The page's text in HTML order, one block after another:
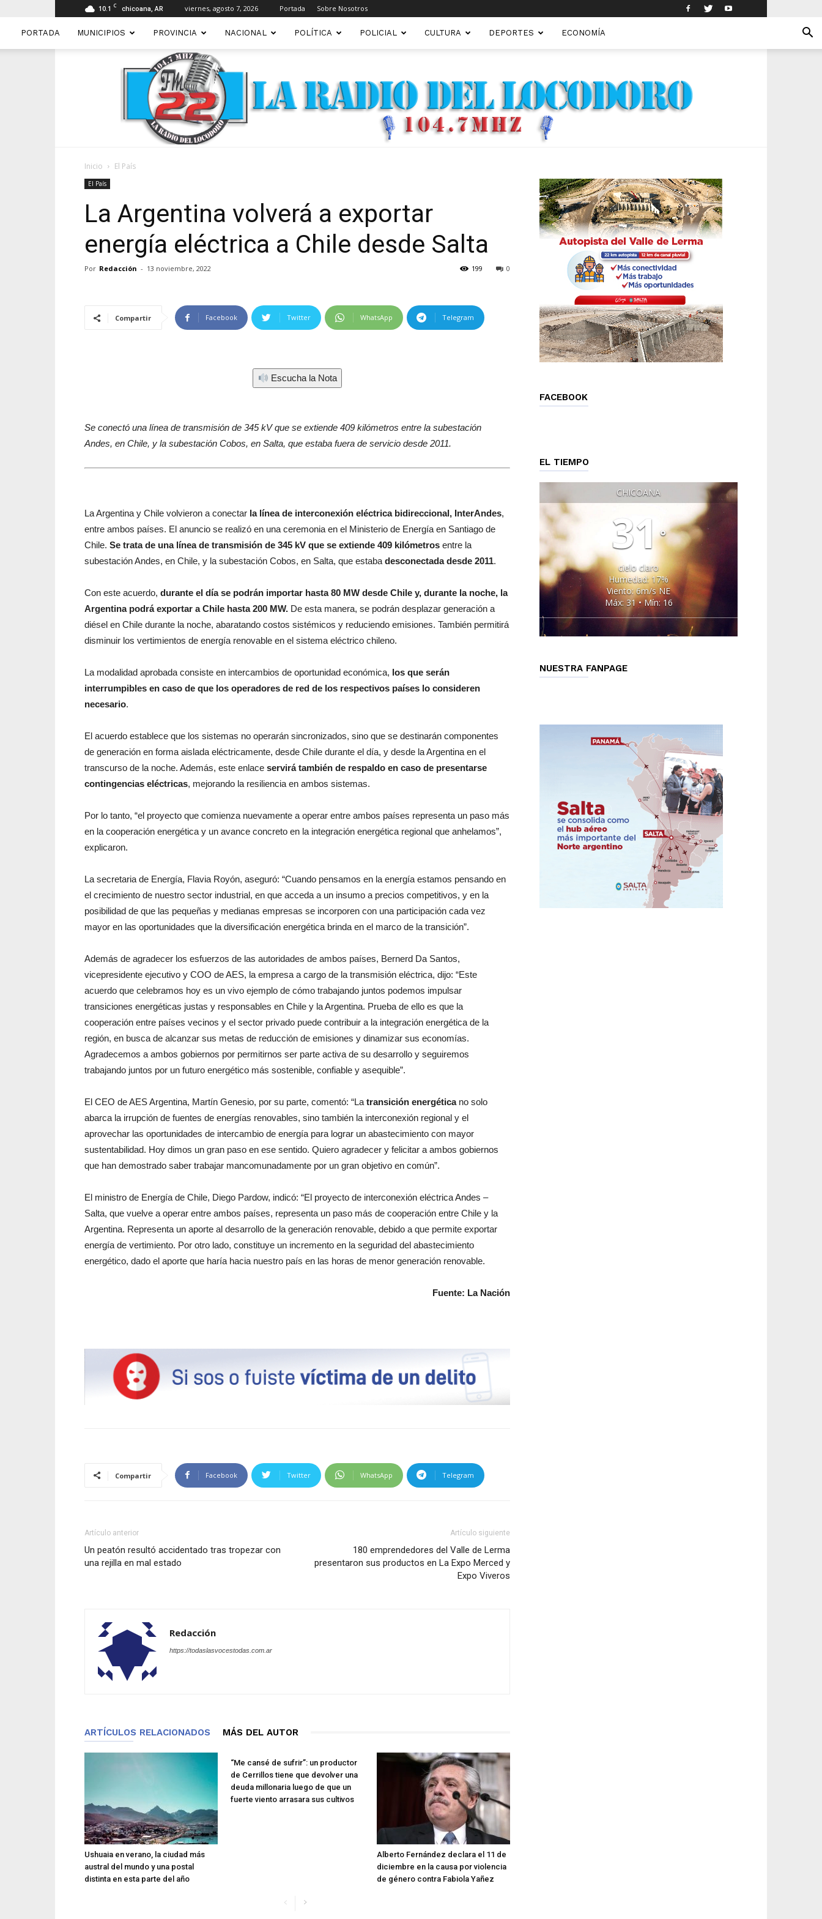
10.1 C chicoana, AR viernes, agosto 7, 2026 Portada Sobre Nosotros
PORTADA MUNICIPIOS PROVINCIA NACIONAL POLÍTICA POLICIAL CULTURA DEPORTES ECONOMÍA
Inicio El País
El País
La Argentina volverá a exportar
energía eléctrica a Chile desde Salta
Por Redacción - 13 noviembre, 2022 0
199
Compartir Facebook Twitter WhatsApp Telegram
Escucha la Nota
Se conectó una línea de transmisión de 345 kV que se extiende 409 kilómetros entre la subestación
Andes, en Chile, y la subestación Cobos, en Salta, que estaba fuera de servicio desde 2011.
La Argentina y Chile volvieron a conectar la línea de interconexión eléctrica bidireccional, InterAndes,
entre ambos países. El anuncio se realizó en una ceremonia en el Ministerio de Energía en Santiago de
Chile. Se trata de una línea de transmisión de 345 kV que se extiende 409 kilómetros entre la
subestación Andes, en Chile, y la subestación Cobos, en Salta, que estaba desconectada desde 2011.
Con este acuerdo, durante el día se podrán importar hasta 80 MW desde Chile y, durante la noche, la
Argentina podrá exportar a Chile hasta 200 MW. De esta manera, se podrán desplazar generación a
diésel en Chile durante la noche, abaratando costos sistémicos y reduciendo emisiones. También permitirá
disminuir los vertimientos de energía renovable en el sistema eléctrico chileno.
La modalidad aprobada consiste en intercambios de oportunidad económica, los que serán
interrumpibles en caso de que los operadores de red de los respectivos países lo consideren
necesario.
El acuerdo establece que los sistemas no operarán sincronizados, sino que se destinarán componentes
de generación en forma aislada eléctricamente, desde Chile durante el día, y desde la Argentina en el
transcurso de la noche. Además, este enlace servirá también de respaldo en caso de presentarse
contingencias eléctricas, mejorando la resiliencia en ambos sistemas.
Por lo tanto, “el proyecto que comienza nuevamente a operar entre ambos países representa un paso más
en la cooperación energética y un avance concreto en la integración energética regional que anhelamos”,
explicaron.
La secretaria de Energía, Flavia Royón, aseguró: “Cuando pensamos en la energía estamos pensando en
el crecimiento de nuestro sector industrial, en que acceda a un insumo a precios competitivos, y en la
posibilidad de que las pequeñas y medianas empresas se incorporen con una participación cada vez
mayor en las oportunidades que la diversificación energética brinda en el marco de la transición”.
Además de agradecer los esfuerzos de las autoridades de ambos países, Bernerd Da Santos,
vicepresidente ejecutivo y COO de AES, la empresa a cargo de la transmisión eléctrica, dijo: “Este
acuerdo que celebramos hoy es un vivo ejemplo de cómo trabajando juntos podemos impulsar
transiciones energéticas justas y responsables en Chile y la Argentina. Prueba de ello es que la
cooperación entre países vecinos y el sector privado puede contribuir a la integración energética de la
región, en busca de alcanzar sus metas de reducción de emisiones y dinamizar sus economías.
Agradecemos a ambos gobiernos por permitirnos ser parte activa de su desarrollo y seguiremos
trabajando juntos por un futuro energético más sostenible, confiable y asequible”.
El CEO de AES Argentina, Martín Genesio, por su parte, comentó: “La transición energética no solo
abarca la irrupción de fuentes de energías renovables, sino también la interconexión regional y el
aprovechar las oportunidades de intercambio de energía para lograr un abastecimiento con mayor
sustentabilidad. Hoy dimos un gran paso en ese sentido. Quiero agradecer y felicitar a ambos gobiernos
que han demostrado saber trabajar mancomunadamente por un gran objetivo en común”.
El ministro de Energía de Chile, Diego Pardow, indicó: “El proyecto de interconexión eléctrica Andes –
Salta, que vuelve a operar entre ambos países, representa un paso más de cooperación entre Chile y la
Argentina. Representa un aporte al desarrollo de la generación renovable, debido a que permite exportar
energía de vertimiento. Por otro lado, constituye un incremento en la seguridad del abastecimiento
energético, dado el aporte que haría hacia nuestro país en las horas de menor generación renovable.
Fuente: La Nación
Compartir Facebook Twitter WhatsApp Telegram
Artículo anterior
Un peatón resultó accidentado tras tropezar con
una rejilla en mal estado
Artículo siguiente
180 emprendedores del Valle de Lerma
presentaron sus productos en La Expo Merced y
Expo Viveros
Redacción
https://todaslasvocestodas.com.ar
ARTÍCULOS RELACIONADOS MÁS DEL AUTOR
Ushuaia en verano, la ciudad más
austral del mundo y una postal
distinta en esta parte del año
“Me cansé de sufrir”: un productor
de Cerrillos tiene que devolver una
deuda millonaria luego de que un
fuerte viento arrasara sus cultivos
Alberto Fernández declara el 11 de
diciembre en la causa por violencia
de género contra Fabiola Yañez
FACEBOOK
EL TIEMPO
CHICOANA
31°
cielo claro
Humedad: 17%
Viento: 6m/s NE
Máx: 31 • Mín: 16
NUESTRA FANPAGE